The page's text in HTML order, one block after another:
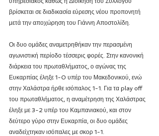
βρίσκεται σε διαδικασία εύρεσης νέου προπονητή
μετά την αποχώρηση του Γιάννη Αποστολίδη.
Οι δυο ομάδες αναμετρηθήκαν την περασμένη
αγωνιστική περίοδο τέσσερις φορές. Στην κανονική
διάρκεια του πρωταθλήματος, ο αγώνας της
Ευκαρπίας έληξε 1-0 υπέρ του Μακεδονικού, ενώ
στην Χαλάστρα ήρθε ισόπαλος 1-1. Για τα play off
του πρωταθλήματος, η αναμέτρηση της Χαλάστρας
έληξε με 3-2 υπέρ του Καμπανιακού, και στον
δεύτερο γύρο στην Ευκαρπία, οι δυο ομάδες
αναδείχτηκαν ισόπαλες με σκορ 1-1.